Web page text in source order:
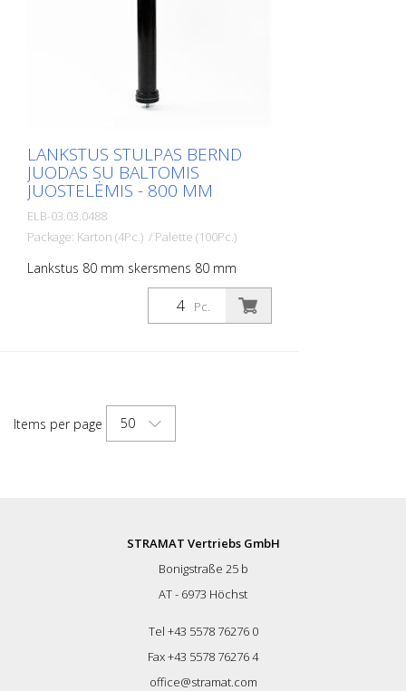
Padeda geriau orientuotis kelių eisme ir
automobilių stovėjimo aikštelėse
LANKSTUS STULPAS BERND
JUODAS SU BALTOMIS
JUOSTELĖMIS - 800 MM
ELB-03.03.0488
Package: Karton (4Pc.) / Palette (100Pc.)
Lankstus 80 mm skersmens 80 mm
skersmens stulpas, skirtas įvairiems
darbams. Su baltos folijos atšvaitais ir
stiklo rutuliukų atšvaitais. Spalva: Spalva:
Elastiški, todėl lengvai pasiekiami -
automobilių stovėjimo aikštelėse
Pc.
Items per page 50
STRAMAT Vertriebs GmbH
Bonigstraße 25 b
AT - 6973 Höchst
Tel +43 5578 76276 0
Fax +43 5578 76276 4
office@stramat.com